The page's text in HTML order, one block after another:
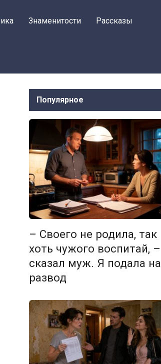
Знаменитости Рассказы
Популярное
– Своего не родила, так
хоть чужого воспитай, –
сказал муж. Я подала на
развод